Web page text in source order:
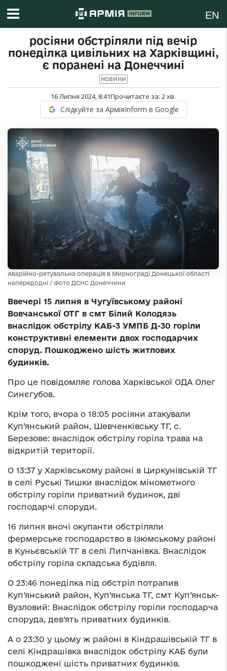
EN
росіяни обстріляли під вечір
понеділка цивільних на Харківщині,
є поранені на Донеччині
НОВИНИ
16 Липня 2024, 8:41Прочитаєте за: 2хв.
Слідкуйте за АрміяInform в Google
Аварійно-рятувальна операція в Мирнограді Донецької області
напередодні / Фото ДСНС Донеччини
Ввечері 15 липня в Чугуївському районі
Вовчанської ОТГ в смт Білий Колодязь
внаслідок обстрілу КАБ-3 УМПБ Д-30 горіли
конструктивні елементи двох господарчих
споруд. Пошкоджено шість житлових
будинків.
Про це повідомляє голова Харківської ОДА Олег
Синєгубов.
Крім того, вчора о 18:05 росіяни атакували
Куп’янський район, Шевченківську ТГ, с.
Березове: внаслідок обстрілу горіла трава на
відкритій території.
О 13:37 у Харківському районі в Циркунівській ТГ
в селі Руські Тишки внаслідок мінометного
обстрілу горіли приватний будинок, дві
господарчі споруди.
16 липня вночі окупанти обстріляли
фермерське господарство в Ізюмському районі
в Куньєвській ТГ в селі Липчанівка. Внаслідок
обстрілу горіла складська будівля.
О 23:46 понеділка під обстріл потрапив
Куп’янський район, Куп’янська ТГ, смт Куп’янськ-
Вузловий: Внаслідок обстрілу горіли господарча
споруда, дев’ять приватних будинків.
А о 23:30 у цьому ж районі в Кіндрашівській ТГ в
селі Кіндрашівка внаслідок обстрілу КАБ були
пошкоджені шість приватних будинків.